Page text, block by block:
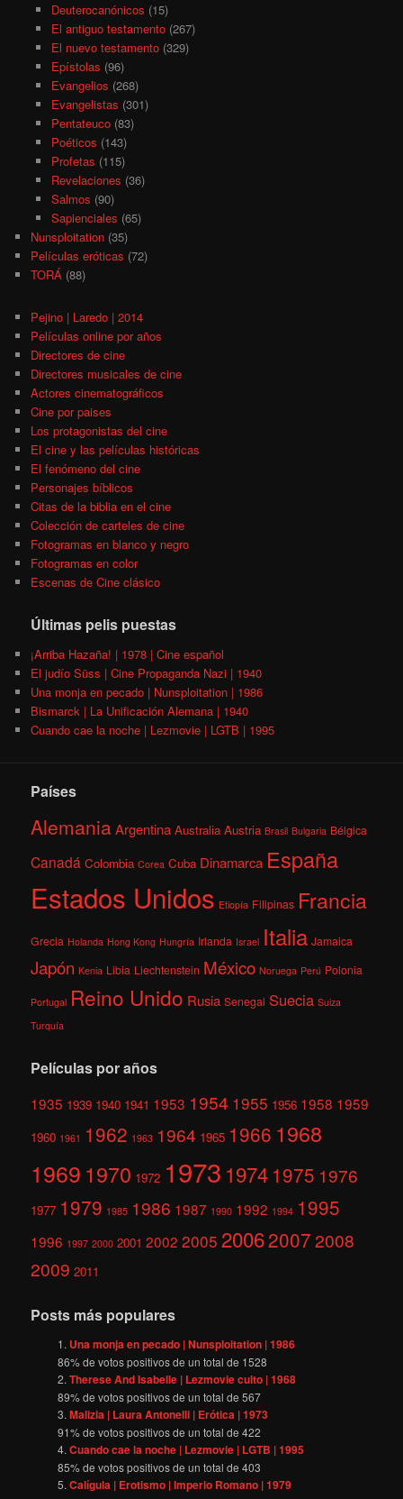
Deuterocanónicos (15)
El antiguo testamento(267)
El nuevo testamento(329)
Epístolas (96)
Evangelios (268)
Evangelistas (301)
Pentateuco(83)
Poéticos (143)
Profetas (115)
Revelaciones (36)
Salmos (90)
Sapienciales (65)
Nunsploitation (35)
Películas eróticas (72)
TORÁ (88)
Pejino | Laredo | 2014
Películas online por años
Directores de cine
Directores musicales de cine
Actores cinematográficos
Cine por paises
Los protagonistas del cine
El cine y las películas históricas
El fenómeno del cine
Personajes bíblicos
Citas de la biblia en el cine
Colección de carteles de cine
Fotogramas en blanco y negro
Fotogramas en color
Escenas de Cine clásico
Últimas pelis puestas
¡Arriba Hazaña! | 1978 | Cine español
El judío Süss | Cine Propaganda Nazi | 1940
Una monja en pecado | Nunsploitation | 1986
Bismarck | La Unificación Alemana | 1940
Cuando cae la noche | Lezmovie | LGTB | 1995
Países
AlemaniaArgentina Australia Austria Brasil Bulgaria Bélgica
Canadá Colombia Corea Cuba Dinamarca España
Estados Unidos Etiopía Filipinas Francia
Grecia Holanda Hong Kong Hungría Irlanda Israel Italia Jamaica
Japón Kenia Libia Liechtenstein México Noruega Perú Polonia
Portugal Reino Unido Rusia Senegal Suecia Suiza
Turquía
Películas por años
1935 1939 1940 1941 1953 1954 1955 1956 1958 1959
1960 1961 1962 1963 1964 1965 1966 1968
1969 1970 1972 1973 1974 1975 1976
1977 1979 1985 1986 1987 1990 1992 1994 1995
1996 1997 2000 2001 2002 2005 200620072008
2009 2011
Posts más populares
Una monja en pecado | Nunsploitation | 1986
86% de votos positivos de un total de 1528
Therese And Isabelle | Lezmovie culto | 1968
89% de votos positivos de un total de567
Malizia | Laura Antonelli | Erótica | 1973
91% de votos positivos de un total de422
Cuando cae la noche | Lezmovie | LGTB | 1995
85% de votos positivos de un total de403
Calígula | Erotismo | Imperio Romano | 1979